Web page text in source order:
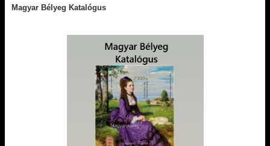
Magyar Bélyeg Katalógus